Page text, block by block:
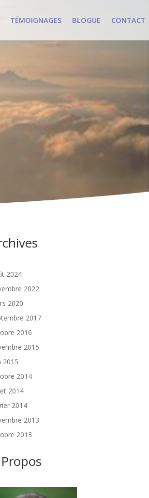
TÉMOIGNAGES BLOGUE CONTACT
TÉMOIGNAGES BLOGUE CONTACT
2024
2022
2020
2017
2016
2015
2015
2014
2014
2014
2013
2013